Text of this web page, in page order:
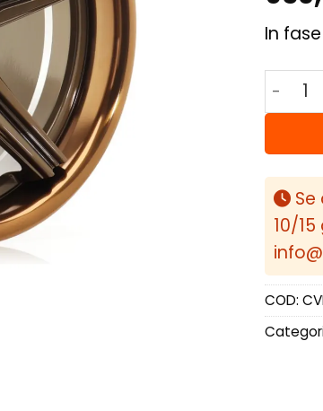
In
10/
COD: